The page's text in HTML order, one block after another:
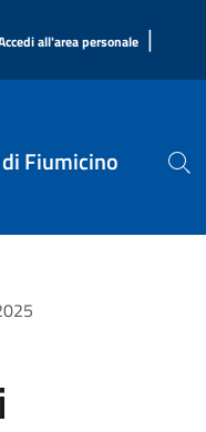
all'area personale |
Fiumicino